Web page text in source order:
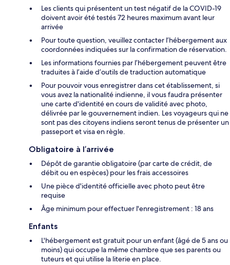
Les clients qui présentent un test négatif de la COVID-19
doivent avoir été testés 72 heures maximum avant leur
arrivée
Pour toute question, veuillez contacter l’hébergement aux
coordonnées indiquées sur la confirmation de réservation.
Les informations fournies par l’hébergement peuvent être
traduites à l’aide d’outils de traduction automatique
Pour pouvoir vous enregistrer dans cet établissement, si
vous avez la nationalité indienne, il vous faudra présenter
une carte d'identité en cours de validité avec photo,
délivrée par le gouvernement indien. Les voyageurs qui ne
sont pas des citoyens indiens seront tenus de présenter un
passeport et visa en règle.
Obligatoire à l’arrivée
Dépôt de garantie obligatoire (par carte de crédit, de
débit ou en espèces) pour les frais accessoires
Une pièce d'identité officielle avec photo peut être
requise
Âge minimum pour effectuer l'enregistrement : 18 ans
Enfants
L'hébergement est gratuit pour un enfant (âgé de 5 ans ou
moins) qui occupe la même chambre que ses parents ou
tuteurs et qui utilise la literie en place.